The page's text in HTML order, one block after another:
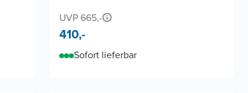
UVP 665,-
410,-
Sofort lieferbar